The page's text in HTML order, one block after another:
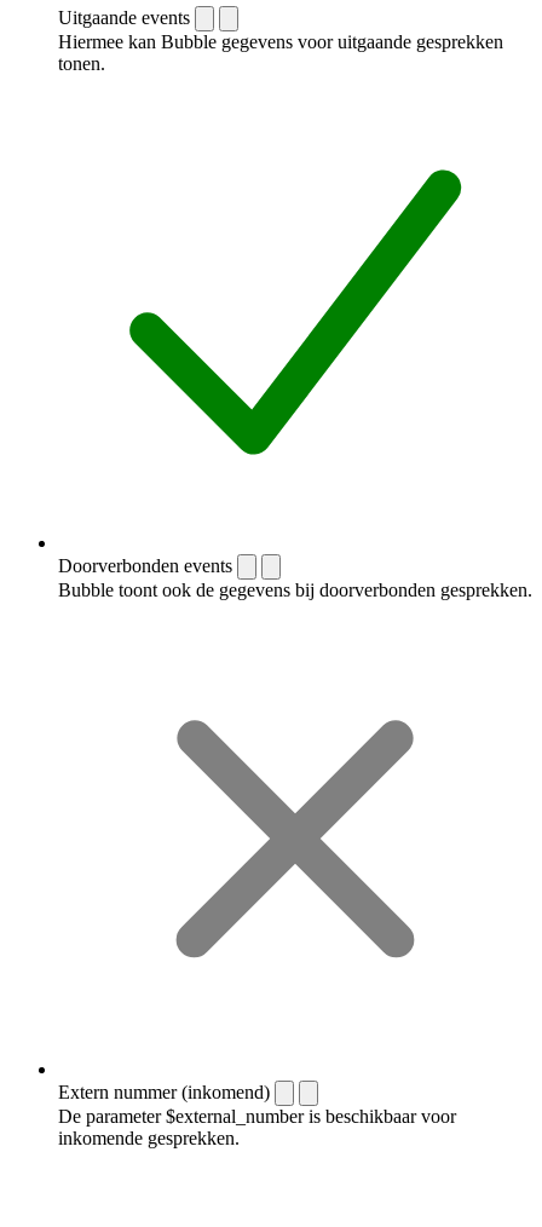
Uitgaande events
Hiermee kan Bubble gegevens voor uitgaande gesprekken
tonen.
Doorverbonden events
Bubble toont ook de gegevens bij doorverbonden gesprekken.
Extern nummer (inkomend)
De parameter $external_number is beschikbaar voor
inkomende gesprekken.